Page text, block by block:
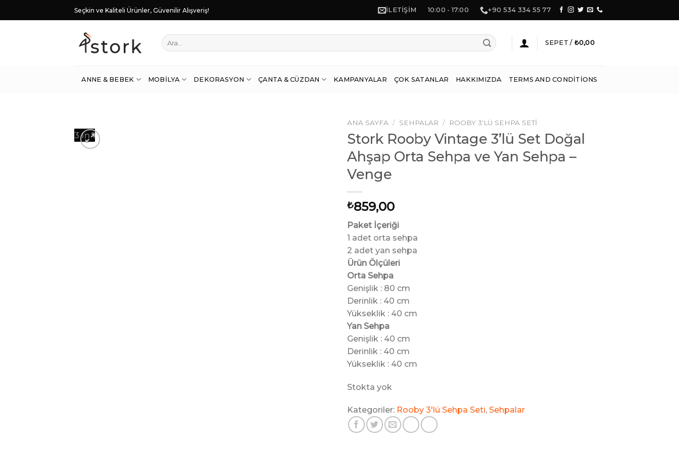
to
Seçkin ve Kaliteli Ürünler, Güvenilir Alışveriş! İLETIŞIM 10:00 - 17:00 +90 534 334 55 77
Ara:
SEPET / ₺0,00
ANNE & BEBEK MOBILYA DEKORASYON ÇANTA & CÜZDAN KAMPANYALAR ÇOK SATANLAR HAKKIMIZDA TERMS AND CONDITIONS
3 in 1
ANA SAYFA / SEHPALAR / ROOBY 3'LÜ SEHPA SETI
Stork Rooby Vintage 3’lü Set Doğal
Ahşap Orta Sehpa ve Yan Sehpa –
Venge
₺859,00
Paket İçeriği
1 adet orta sehpa
2 adet yan sehpa
Ürün Ölçüleri
Orta Sehpa
Genişlik : 80 cm
Derinlik : 40 cm
Yükseklik : 40 cm
Yan Sehpa
Genişlik : 40 cm
Derinlik : 40 cm
Yükseklik : 40 cm
Stokta yok
Kategoriler: Rooby 3'lü Sehpa Seti, Sehpalar